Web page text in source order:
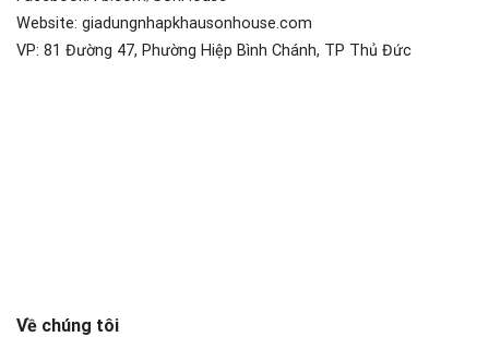
Website: giadungnhapkhausonhouse.com
VP: 81 Đường 47, Phường Hiệp Bình Chánh, TP Thủ Đức
Về chúng tôi